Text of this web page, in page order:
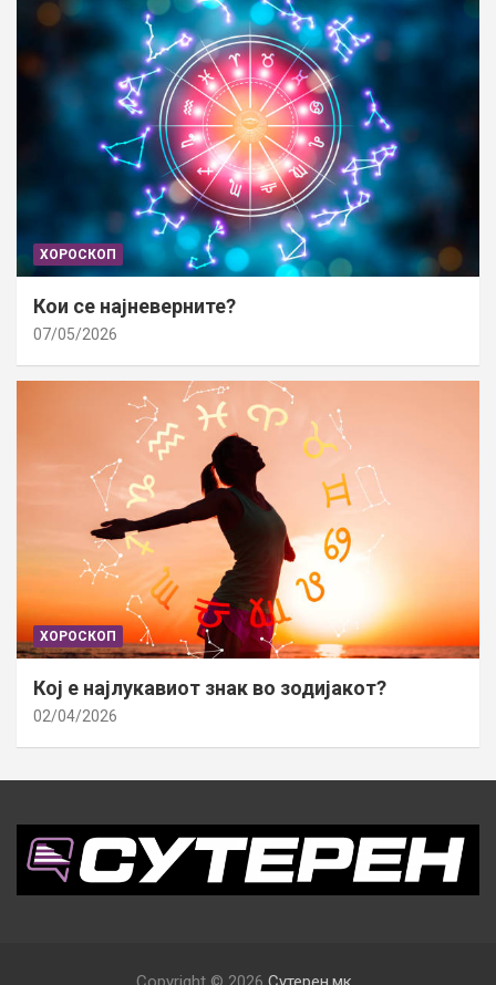
ХОРОСКОП
Кои се најневерните?
07/05/2026
ХОРОСКОП
Кој е најлукавиот знак во зодијакот?
02/04/2026